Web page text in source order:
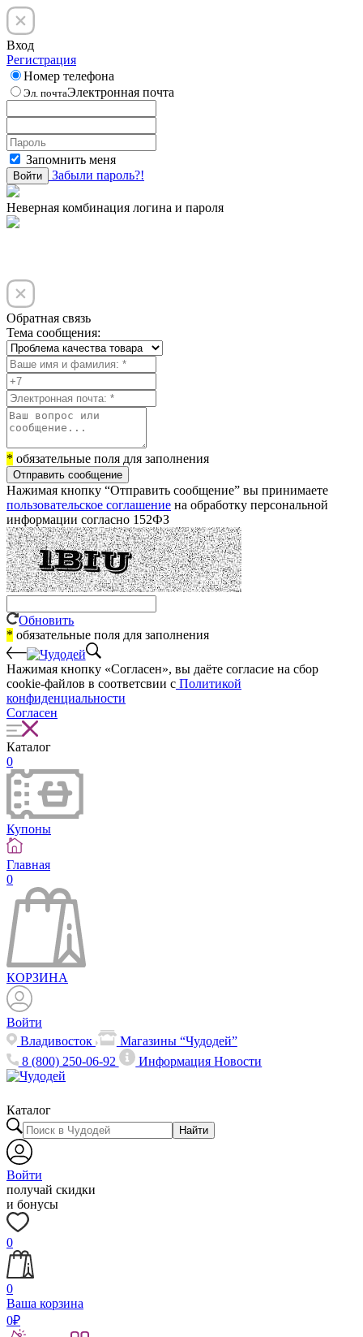
Вход
Регистрация
Номер телефона
Эл. почтаЭлектронная почта
Запомнить меня
Войти Забыли пароль?!
Неверная комбинация логина и пароля
Обратная связь
Тема сообщения:
* обязательные поля для заполнения
Отправить сообщение
Нажимая кнопку “Отправить сообщение” вы принимаете
пользовательское соглашение на обработку персональной
информации согласно 152ФЗ
Обновить
* обязательные поля для заполнения
Нажимая кнопку «Согласен», вы даёте cогласие на сбор
cookie-файлов в соответсвии с Политикой
конфиденциальности
Согласен
Каталог
0
Купоны
Главная
0
КОРЗИНА
Войти
Владивосток
Магазины “Чудодей”
8 (800) 250-06-92
ИнформацияНовости
Каталог
Найти
Войти
получай скидки
и бонусы
0
0
Ваша корзина
0₽